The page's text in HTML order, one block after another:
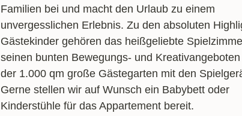
Familien bei und macht den Urlaub zu einem
unvergesslichen Erlebnis. Zu den absoluten
Gästekinder gehören das heißgeliebte
seinen bunten Bewegungs- und
der 1.000 qm große Gästegarten mit den
Gerne stellen wir auf Wunsch ein Babybett oder
Kinderstühle für das Appartement bereit.